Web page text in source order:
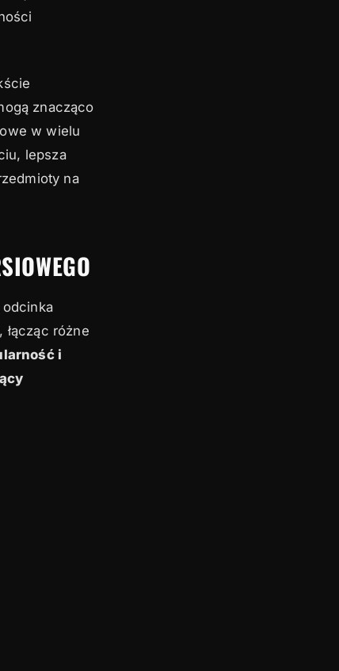
znacząco
w wielu
lepsza
na
różne
i